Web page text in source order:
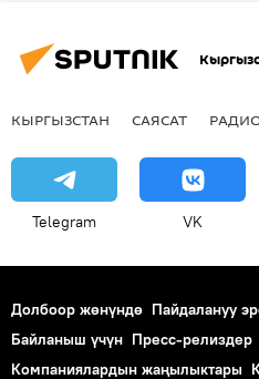
КЫРГЫЗСТАН САЯСАТ
Telegram VK
Долбоор жөнүндө Пайдалануу
Байланыш үчүн Пресс-релиздер
Компаниялардын жаңылыктары